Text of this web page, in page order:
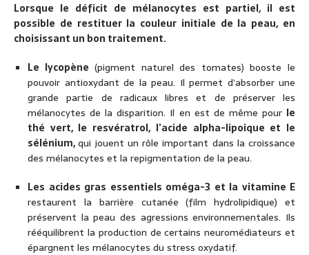
Lorsque le déficit de mélanocytes est partiel, il est
possible de restituer la couleur initiale de la peau, en
choisissant un bon traitement.
Le lycopène (pigment naturel des tomates) booste le
pouvoir antioxydant de la peau. Il permet d’absorber une
grande partie de radicaux libres et de préserver les
mélanocytes de la disparition. Il en est de même pour le
thé vert, le resvératrol, l’acide alpha-lipoique et le
sélénium,qui jouent un rôle important dans la croissance
des mélanocytes et la repigmentation de la peau.
Les acides gras essentiels oméga-3 et la vitamine E
restaurent la barrière cutanée (film hydrolipidique) et
préservent la peau des agressions environnementales. Ils
rééquilibrent la production de certains neuromédiateurs et
épargnent les mélanocytes du stress oxydatif.